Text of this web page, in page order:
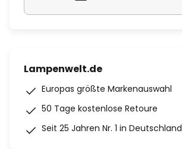
Lampenwelt.de
Europas größte Markenauswahl
50 Tage kostenlose Retoure
Seit 25 Jahren Nr. 1 in Deutschland